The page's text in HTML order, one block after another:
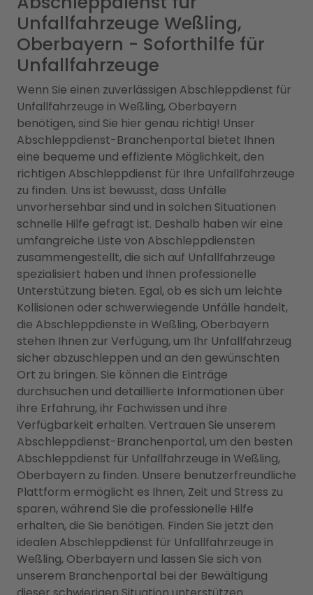
Unfallfahrzeuge Weßling,
Oberbayern - Soforthilfe für
Unfallfahrzeuge
Wenn Sie einen zuverlässigen Abschleppdienst für
Unfallfahrzeuge in Weßling, Oberbayern
benötigen, sind Sie hier genau richtig! Unser
Abschleppdienst-Branchenportal bietet Ihnen
eine bequeme und effiziente Möglichkeit, den
richtigen Abschleppdienst für Ihre Unfallfahrzeuge
zu finden. Uns ist bewusst, dass Unfälle
unvorhersehbar sind und in solchen Situationen
schnelle Hilfe gefragt ist. Deshalb haben wir eine
umfangreiche Liste von Abschleppdiensten
zusammengestellt, die sich auf Unfallfahrzeuge
spezialisiert haben und Ihnen professionelle
Unterstützung bieten. Egal, ob es sich um leichte
Kollisionen oder schwerwiegende Unfälle handelt,
die Abschleppdienste in Weßling, Oberbayern
stehen Ihnen zur Verfügung, um Ihr Unfallfahrzeug
sicher abzuschleppen und an den gewünschten
Ort zu bringen. Sie können die Einträge
durchsuchen und detaillierte Informationen über
ihre Erfahrung, ihr Fachwissen und ihre
Verfügbarkeit erhalten. Vertrauen Sie unserem
Abschleppdienst-Branchenportal, um den besten
Abschleppdienst für Unfallfahrzeuge in Weßling,
Oberbayern zu finden. Unsere benutzerfreundliche
Plattform ermöglicht es Ihnen, Zeit und Stress zu
sparen, während Sie die professionelle Hilfe
erhalten, die Sie benötigen. Finden Sie jetzt den
idealen Abschleppdienst für Unfallfahrzeuge in
Weßling, Oberbayern und lassen Sie sich von
unserem Branchenportal bei der Bewältigung